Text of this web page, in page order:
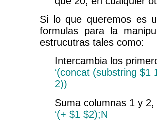
Si lo que queremos es
formulas para la
estrucutras tales como:
Intercambia los
‘(concat (substring
2))
Suma columnas 1 y
‘(+ $1 $2);N